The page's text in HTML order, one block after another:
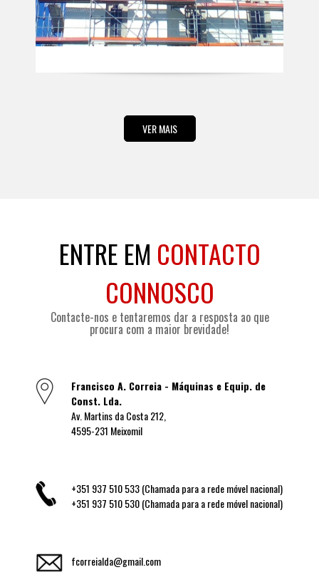
VER MAIS
ENTRE EM CONTACTO
CONNOSCO
Contacte-nos e tentaremos dar a resposta ao que
procura com a maior brevidade!
Francisco A. Correia - Máquinas e Equip. de
Const. Lda.
Av. Martins da Costa 212,
4595-231 Meixomil
+351 937 510 533 (Chamada para a rede móvel nacional)
+351 937 510 530 (Chamada para a rede móvel nacional)
fcorreialda@gmail.com